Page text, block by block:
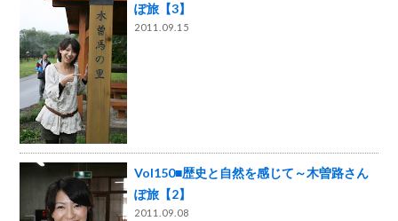
ぽ旅【3】
2011.09.15
Vol150■歴史と自然を感じて～木曽路さん
ぽ旅【2】
2011.09.08